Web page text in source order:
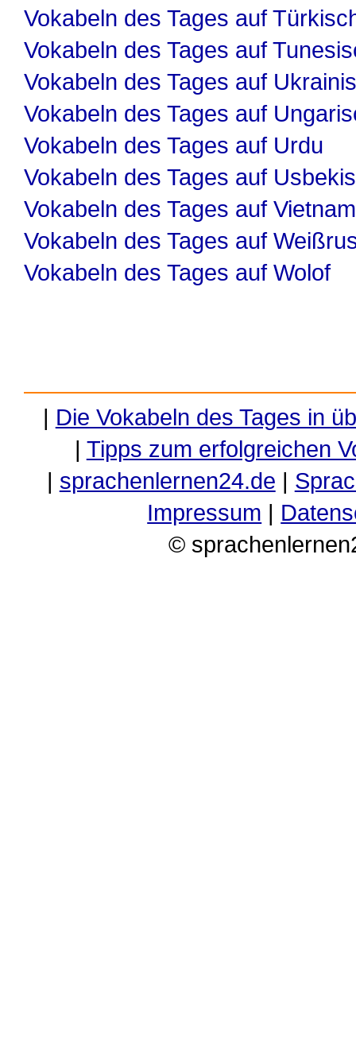
Vokabeln des Tages auf
Vokabeln des Tages auf
Vokabeln des Tages auf
Vokabeln des Tages auf
Vokabeln des Tages auf Urdu
Vokabeln des Tages auf
Vokabeln des Tages auf
Vokabeln des Tages auf
Vokabeln des Tages auf Wolof
| Die Vokabeln des Tages in
| Tipps zum erfolgreichen
| sprachenlernen24.de |
Impressum |
©